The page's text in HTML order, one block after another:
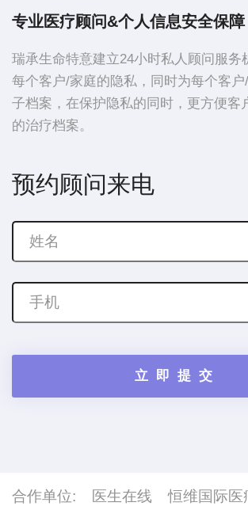
专业医疗顾问&个人信息安全保障
瑞承生命特意建立24小时私人顾问服务
每个客户/家庭的隐私，同时为每个客
子档案，在保护隐私的同时，更方便客
的治疗档案。
预约顾问来电
合作单位: 医生在线 恒维国际医